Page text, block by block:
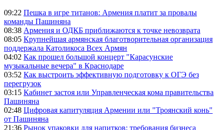
09:22 Пешка в игре титанов: Армения платит за провалы
команды Пашиняна
08:38 Армения и ОДКБ приближаются к точке невозврата
08:05 Крупнейшая армянская благотворительная организация
поддержала Католикоса Всех Армян
04:02 Как прошел большой концерт "Карасунские
музыкальные вечера" в Краснодаре
03:52 Как выстроить эффективную подготовку к ОГЭ без
перегрузок
03:15 Кабинет застоя или Управленческая кома правительства
Пашиняна
02:48 Цифровая капитуляция Армении или "Троянский конь"
от Пашиняна
21:36 Рынок упаковки для напитков: требования бизнеса